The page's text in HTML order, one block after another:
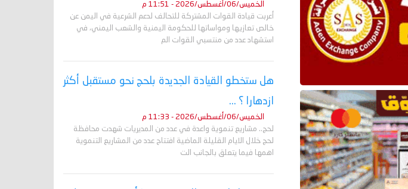
الخميس/06/أغسطس/2026 - 11:51 م
أعربت قيادة القوات المشتركة للتحالف لدعم الشرعية في اليمن عن
خالص تعازيها ومواساتها للحكومة اليمنية والشعب اليمني، في
استشهاد عدد من منتسبي القوات الم
هل ستخطو القيادة الجديدة بلحج نحو مستقبل أكثر
ازدهارا ؟ ...
الخميس/06/أغسطس/2026 - 11:33 م
لحج.. مشاريع تنموية واعدة في عدد من المديريات شهدت محافظة
لحج خلال الايام القليلة الماضية افتتاح عدد من المشاريع التنموية
اهمها فيما يتعلق بالجانب الت